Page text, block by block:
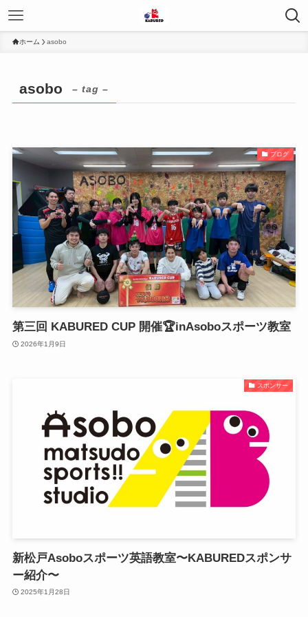
ホーム asobo
asobo – tag –
ブログ
第三回 KABURED CUP 開催🏆inAsoboスポーツ教室
2026年1月9日
スポンサー
新松戸Asoboスポーツ英語教室〜KABUREDスポンサ
ー紹介〜
2025年1月28日